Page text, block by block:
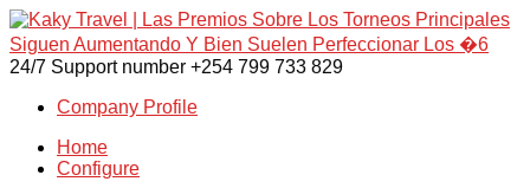
24/7 Support number +254 799 733 829
Company Profile
Home
Configure